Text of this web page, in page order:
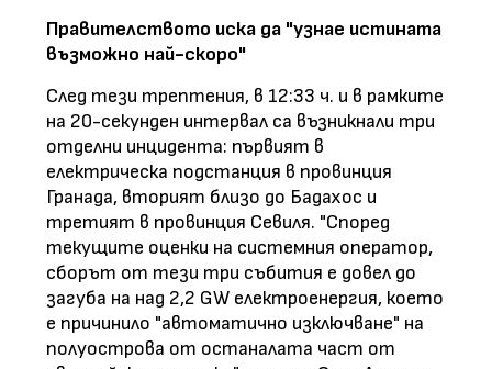
Правителството иска да "узнае истината
възможно най-скоро"
След тези трептения, в 12:33 ч. и в рамките
на 20-секунден интервал са възникнали три
отделни инцидента: първият в
електрическа подстанция в провинция
Гранада, вторият близо до Бадахос и
третият в провинция Севиля. "Според
текущите оценки на системния оператор,
сборът от тези три събития е довел до
загуба на над 2,2 GW електроенергия, което
е причинило "автоматично изключване" на
полуострова от останалата част от